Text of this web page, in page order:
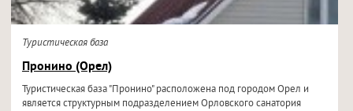
Туристическая база
Пронино (Орел)
Туристическая база "Пронино" расположена под городом Орел и
является структурным подразделением Орловского санатория